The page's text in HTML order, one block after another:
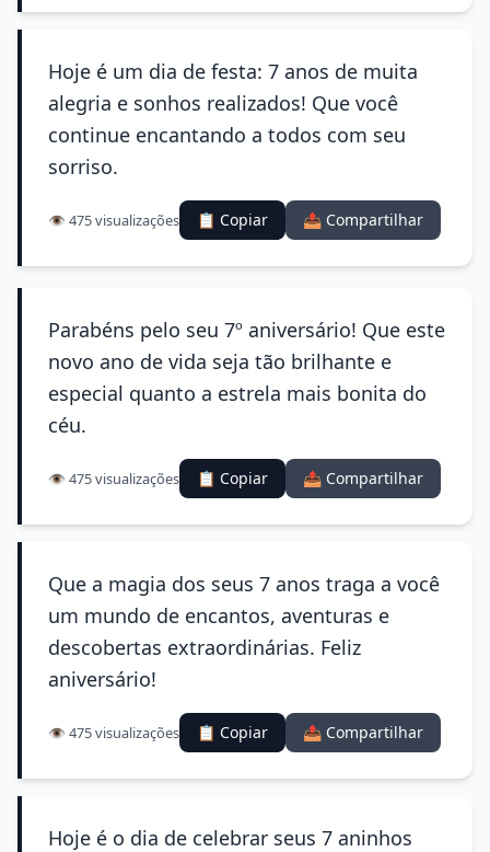
Hoje é um dia de festa: 7 anos de muita
alegria e sonhos realizados! Que você
continue encantando a todos com seu
sorriso.
👁️ 475 visualizações 📋 Copiar 📤 Compartilhar
Parabéns pelo seu 7º aniversário! Que este
novo ano de vida seja tão brilhante e
especial quanto a estrela mais bonita do
céu.
👁️ 475 visualizações 📋 Copiar 📤 Compartilhar
Que a magia dos seus 7 anos traga a você
um mundo de encantos, aventuras e
descobertas extraordinárias. Feliz
aniversário!
👁️ 475 visualizações 📋 Copiar 📤 Compartilhar
Hoje é o dia de celebrar seus 7 aninhos